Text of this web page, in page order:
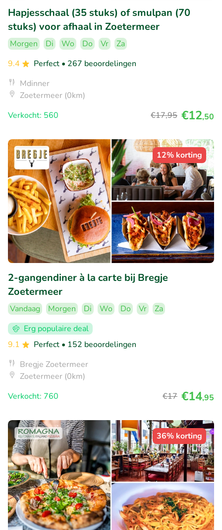
Hapjesschaal (35 stuks) of smulpan (70
stuks) voor afhaal in Zoetermeer
Morgen Di Wo Do Vr
Za
9.4
Perfect • 267 beoordelingen
Mdinner
Zoetermeer (0km)
Verkocht: 560
€17,95 €12,50
12% korting
2-gangendiner à la carte bij Bregje
Zoetermeer
Vandaag Morgen Di Wo Do Vr
Za
Erg populaire deal
9.1
Perfect • 152 beoordelingen
Bregje Zoetermeer
Zoetermeer (0km)
Verkocht: 760
€17 €14,95
36% korting